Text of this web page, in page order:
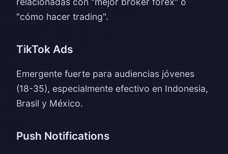
"cómo hacer trading".
TikTok Ads
Emergente fuerte para audiencias jóvenes
(18-35), especialmente efectivo en Indonesia,
Brasil y México.
Push Notifications